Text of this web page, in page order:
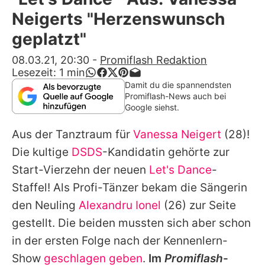
Alle Themen auf Promiflash
App runterladen
Team
Redaktionelle Richtlinien
Impressum
Datenschutzerklärung
Nutzungsbedingungen
Utiq verwalten
Neigerts "Herzenswunsch
geplatzt"
08.03.21, 20:30 - Promiflash Redaktion
Lesezeit: 1 min
Damit du die spannendsten
Promiflash-News auch bei
Google siehst.
Aus der Tanztraum für Vanessa Neigert (28)!
Die kultige DSDS-Kandidatin gehörte zur
Start-Vierzehn der neuen Let's Dance-
Staffel! Als Profi-Tänzer bekam die Sängerin
den Neuling Alexandru Ionel (26) zur Seite
gestellt. Die beiden mussten sich aber schon
in der ersten Folge nach der Kennenlern-
Show geschlagen geben. Im Promiflash-